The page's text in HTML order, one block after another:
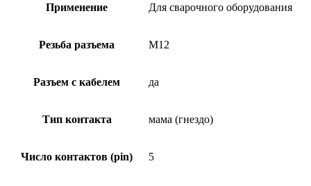
Применение Для сварочного оборудования
Резьба разъема M12
Разъем с кабелем да
Тип контакта мама (гнездо)
Число контактов (pin) 5